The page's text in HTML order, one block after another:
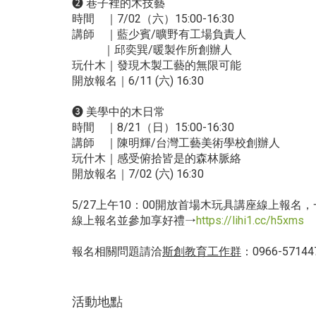
❷ 巷子裡的木技藝
時間 ｜7/02（六）15:00-16:30
講師 ｜藍少賓/曠野有工場負責人
｜邱奕巽/暖製作所創辦人
玩什木｜發現木製工藝的無限可能
開放報名｜6/11 (六) 16:30
❸ 美學中的木日常
時間 ｜8/21（日）15:00-16:30
講師 ｜陳明輝/台灣工藝美術學校創辦人
玩什木｜感受俯拾皆是的森林脈絡
開放報名｜7/02 (六) 16:30
5/27上午10：00開放首場木玩具講座線上報名，
線上報名並參加享好禮→https://lihi1.cc/h5xms
報名相關問題請洽斯創教育工作群 ：0966-
活動地點